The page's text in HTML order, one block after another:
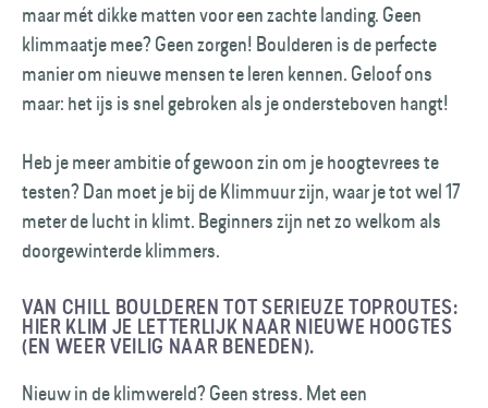
maar mét dikke matten voor een zachte landing. Geen
klimmaatje mee? Geen zorgen! Boulderen is de perfecte
manier om nieuwe mensen te leren kennen. Geloof ons
maar: het ijs is snel gebroken als je ondersteboven hangt!
Heb je meer ambitie of gewoon zin om je hoogtevrees te
testen? Dan moet je bij de Klimmuur zijn, waar je tot wel 17
meter de lucht in klimt. Beginners zijn net zo welkom als
doorgewinterde klimmers.
VAN CHILL BOULDEREN TOT SERIEUZE TOPROUTES:
HIER KLIM JE LETTERLIJK NAAR NIEUWE HOOGTES
(EN WEER VEILIG NAAR BENEDEN).
Nieuw in de klimwereld? Geen stress. Met een